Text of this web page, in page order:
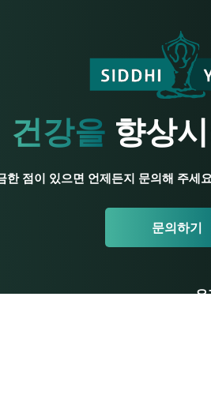
건강을 향상
한 점이 있으면 언제든지 문의해 주세
문의하기
요